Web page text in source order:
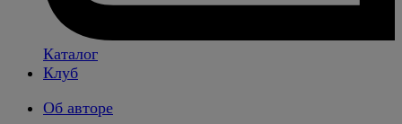
Каталог
Клуб
Об авторе